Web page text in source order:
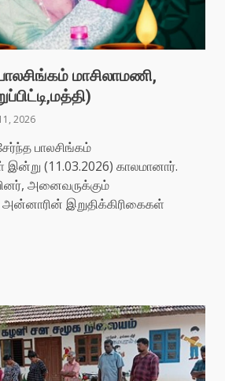
மாசிலாமணி,
2026
பாலசிங்கம்
(11.03.2026) காலமானார்.
அனைவருக்கும்
இறுதிக்கிரிகைகள்